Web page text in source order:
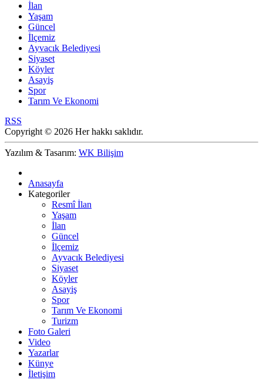
İlan
Yaşam
Güncel
İlçemiz
Ayvacık Belediyesi
Siyaset
Köyler
Asayiş
Spor
Tarım Ve Ekonomi
RSS
Copyright © 2026 Her hakkı saklıdır.
Yazılım & Tasarım: WK Bilişim
Anasayfa
Kategoriler
Resmî İlan
Yaşam
İlan
Güncel
İlçemiz
Ayvacık Belediyesi
Siyaset
Köyler
Asayiş
Spor
Tarım Ve Ekonomi
Turizm
Foto Galeri
Video
Yazarlar
Künye
İletişim